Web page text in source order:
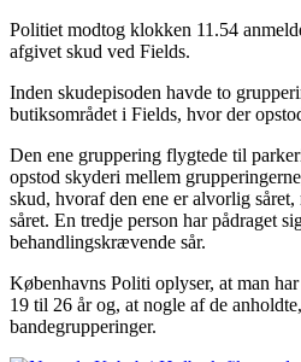
Politiet modtog klokken 11.54
afgivet skud ved Fields.
Inden skudepisoden havde to
butiksområdet i Fields, hvor der
Den ene gruppering flygtede til
opstod skyderi mellem
skud, hvoraf den ene er alvorlig såret,
såret. En tredje person har pådraget
behandlingskrævende sår.
Københavns Politi oplyser, at man
19 til 26 år og, at nogle af de
bandegrupperinger.